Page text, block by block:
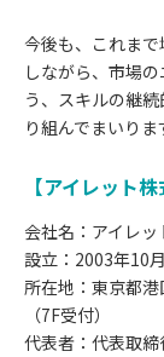
今後も、これま
しながら、市場
う、スキルの継
り組んでまいりま
【アイレット
会社名：アイレ
設立：2003年10月
所在地：東京都
（7F受付）
代表者：代表取